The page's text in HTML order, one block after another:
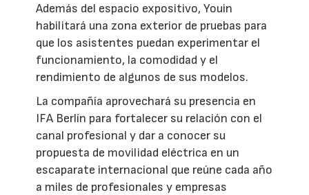
Además del espacio expositivo, Youin
habilitará una zona exterior de pruebas para
que los asistentes puedan experimentar el
funcionamiento, la comodidad y el
rendimiento de algunos de sus modelos.
La compañía aprovechará su presencia en
IFA Berlín para fortalecer su relación con el
canal profesional y dar a conocer su
propuesta de movilidad eléctrica en un
escaparate internacional que reúne cada año
a miles de profesionales y empresas